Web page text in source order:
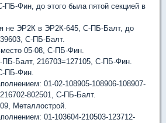
ПБ-Фин, до этого была пятой секцией в
не ЭР2К в ЭР2К-645, С-ПБ-Балт, до
С-ПБ-Балт.
05-08, С-ПБ-Фин.
ПБ-Балт, 216703=127105, С-ПБ-Фин.
ПБ-Фин.
01-02-108905-108906-108907-
802501, С-ПБ-Балт.
Металлострой.
01-103604-210503-123712-